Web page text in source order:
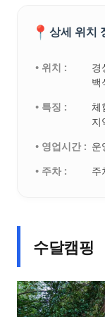
📍 상세 위치
• 위치 :
경
백
• 특징 :
체
지
• 영업시간 : 운
• 주차 :
주
수달캠핑